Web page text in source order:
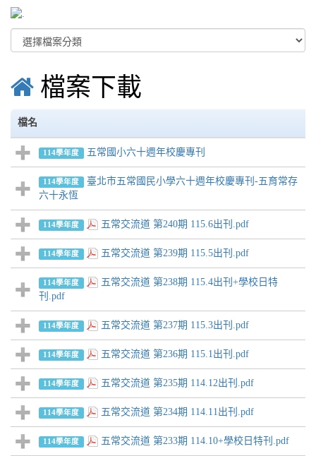
檔案下載
檔名
114學年度 五常國小六十週年校慶專刊
114學年度
臺北市五常國民小學六十週年校慶專刊-五育常存
六十永恆
114學年度 五常交流道 第240期 115.6出刊.pdf
114學年度 五常交流道 第239期 115.5出刊.pdf
114學年度
五常交流道 第238期 115.4出刊+學校日特
刊.pdf
114學年度 五常交流道 第237期 115.3出刊.pdf
114學年度 五常交流道 第236期 115.1出刊.pdf
114學年度 五常交流道 第235期 114.12出刊.pdf
114學年度 五常交流道 第234期 114.11出刊.pdf
114學年度 五常交流道 第233期 114.10+學校日特刊.pdf